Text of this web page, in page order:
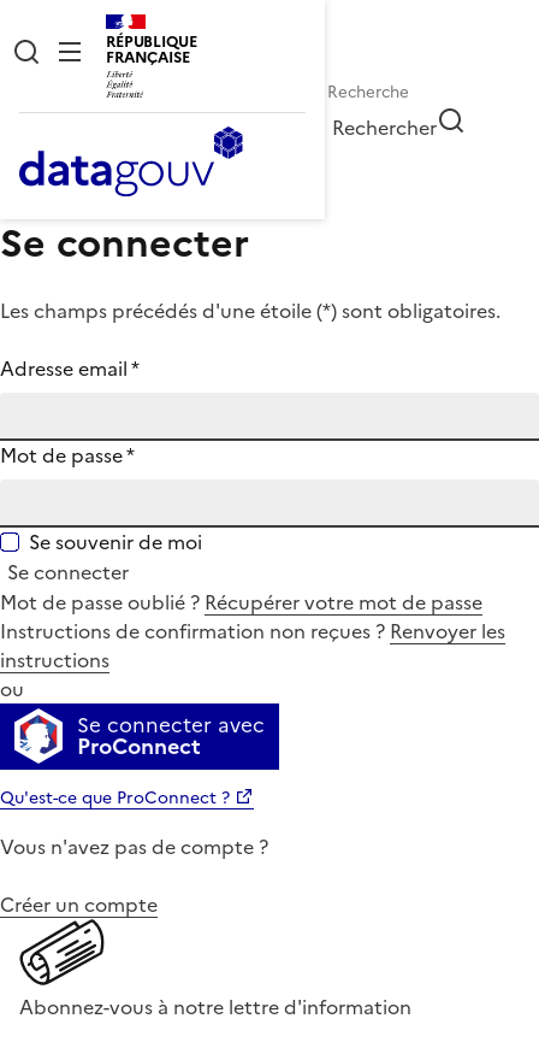
RÉPUBLIQUE
FRANÇAISE
Rechercher
Se connecter
Les champs précédés d'une étoile (*) sont obligatoires.
Adresse email*
Mot de passe*
Se souvenir de moi
Se connecter
Mot de passe oublié ? Récupérer votre mot de passe
Instructions de confirmation non reçues ? Renvoyer les
instructions
ou
Se connecter avec
ProConnect
Qu'est-ce que ProConnect ?
Vous n'avez pas de compte ?
Créer un compte
Abonnez-vous à notre lettre d'information